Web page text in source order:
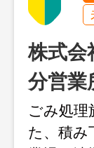
株式
分営
ごみ処理
た、積